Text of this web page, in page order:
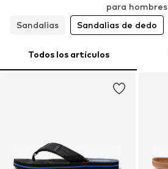
para hombres
Sandalias
Sandalias de dedo
Todos los artículos